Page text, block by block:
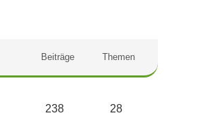
Beiträge Themen
238 28